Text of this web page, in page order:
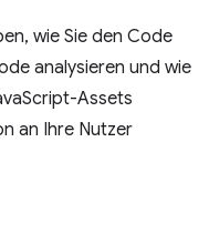
wie Sie den Code
analysieren und wie
Assets
an Ihre Nutzer